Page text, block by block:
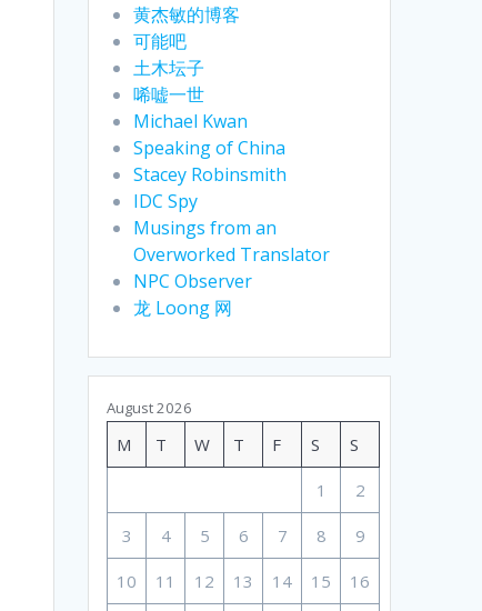
黄杰敏的博客
可能吧
土木坛子
唏嘘一世
Michael Kwan
Speaking of China
Stacey Robinsmith
IDC Spy
Musings from an
Overworked Translator
NPC Observer
龙 Loong 网
August 2026
M T W T F S S
1 2
3 4 5 6 7 8 9
10 11 12 13 14 15 16